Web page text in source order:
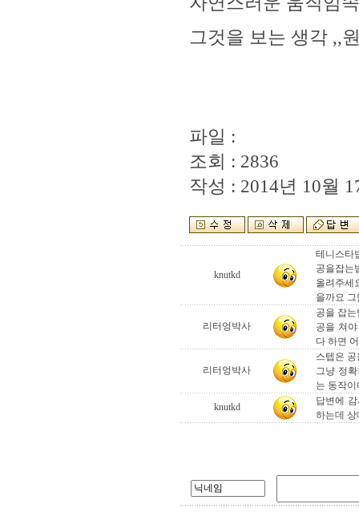
그것을 보는 생각 ,,
파일 :
조회 : 2836
작성 : 2014년 10월
knutkd
테니스타
공을잡는
올려주세
을까요
리터엉박사
공을 잡
공을 쳐
다 하면
리터엉박사
스텝은
그냥 정
는 동작
knutkd
답변에
하는데 상